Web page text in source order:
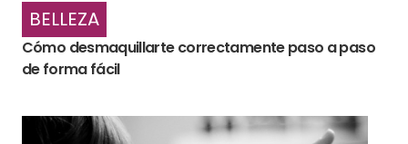
BELLEZA
Cómo desmaquillarte correctamente paso a paso
de forma fácil